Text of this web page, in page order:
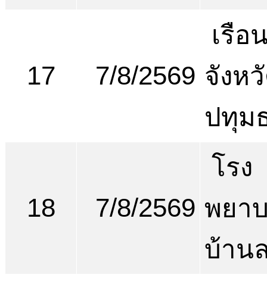
17 7/8/2569
เรือ
จังห
ปทุม
18 7/8/2569
โรง
พยา
บ้าน